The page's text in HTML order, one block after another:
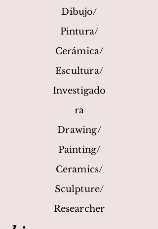
Dibujo/
Pintura/
Cerámica/
Escultura/
Investigado
ra
Drawing/
Painting/
Ceramics/
Sculpture/
Researcher